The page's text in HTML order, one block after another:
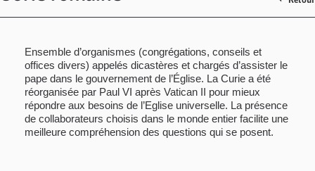
Ensemble d’organismes (congrégations, conseils et
offices divers) appelés dicastères et chargés d’assister le
pape dans le gouvernement de l’Église. La Curie a été
réorganisée par Paul VI après Vatican II pour mieux
répondre aux besoins de l’Eglise universelle. La présence
de collaborateurs choisis dans le monde entier facilite une
meilleure compréhension des questions qui se posent.